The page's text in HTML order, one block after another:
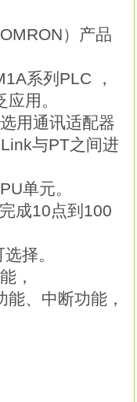
）产品
系列PLC ，
用。
用通讯适配器
与PT之间进
单元。
成10点到100
择。
，
、中断功能，